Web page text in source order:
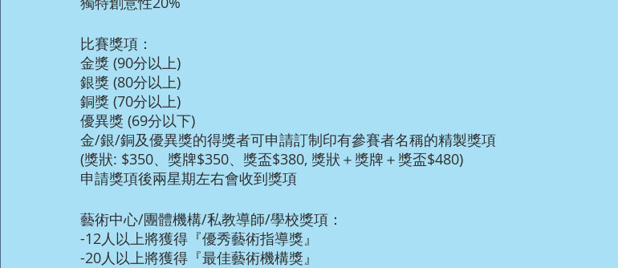
比賽獎項：
金獎 (90分以上)
銀獎 (80分以上)
銅獎 (70分以上)
優異獎 (69分以下)
金/銀/銅及優異獎的得獎者可申請訂制印有參賽者名稱的精製獎項
(獎狀: $350、獎牌$350、獎盃$380, 獎狀＋獎牌＋獎盃$480)
申請獎項後兩星期左右會收到獎項
藝術中心/團體機構/私教導師/學校獎項：
-12人以上將獲得『優秀藝術指導獎』
-20人以上將獲得『最佳藝術機構獎』